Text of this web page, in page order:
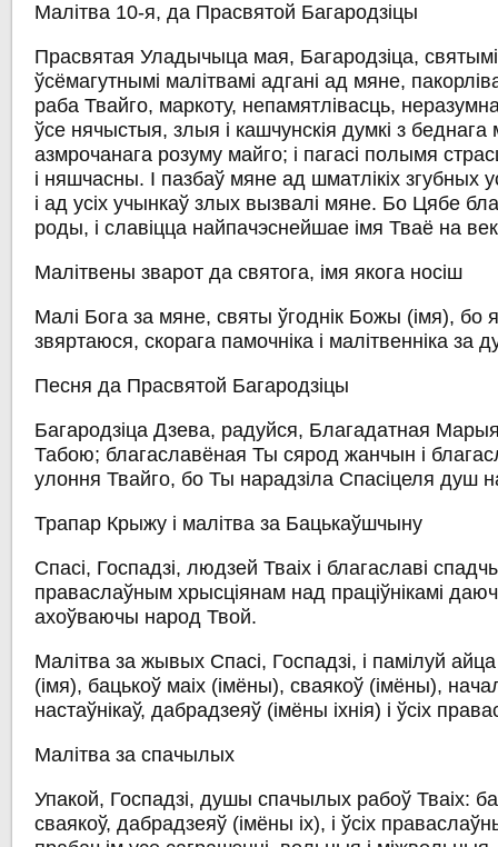
Малітва 10-я, да Прасвятой Багародзіцы
Прасвятая Уладычыца мая, Багародзіца, святымі
ўсёмагутнымі малітвамі адгані ад мяне,
раба Твайго, маркоту, непамятлівасць,
ўсе нячыстыя, злыя і кашчунскія думкі з беднага
азмрочанага розуму майго; і пагасі полымя
і няшчасны. І пазбаў мяне ад шматлікіх згубных
і ад усіх учынкаў злых вызвалі мяне. Бо Цябе
роды, і славіцца найпачэснейшае імя Тваё на
Малітвены зварот да святога, імя якога носіш
Малі Бога за мяне, святы ўгоднік Божы (імя), бо
звяртаюся, скорага памочніка і малітвенніка за
Песня да Прасвятой Багародзіцы
Багародзіца Дзева, радуйся, Благадатная
Табою; благаславёная Ты сярод жанчын і
улоння Твайго, бо Ты нарадзіла Спасіцеля душ
Трапар Крыжу і малітва за Бацькаўшчыну
Спасі, Госпадзі, людзей Тваіх і благаславі
праваслаўным хрысціянам над праціўнікамі
ахоўваючы народ Твой.
Малітва за жывых Спасі, Госпадзі, і памілуй
(імя), бацькоў маіх (імёны), сваякоў (імёны),
настаўнікаў, дабрадзеяў (імёны іхнія) і ўсіх
Малітва за спачылых
Упакой, Госпадзі, душы спачылых рабоў Тваіх:
сваякоў, дабрадзеяў (імёны іх), і ўсіх